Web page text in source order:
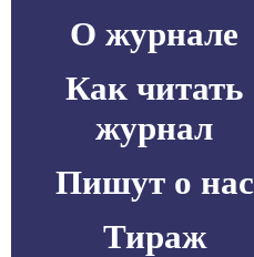
О журнале
Как читать
журнал
Пишут о нас
Тираж